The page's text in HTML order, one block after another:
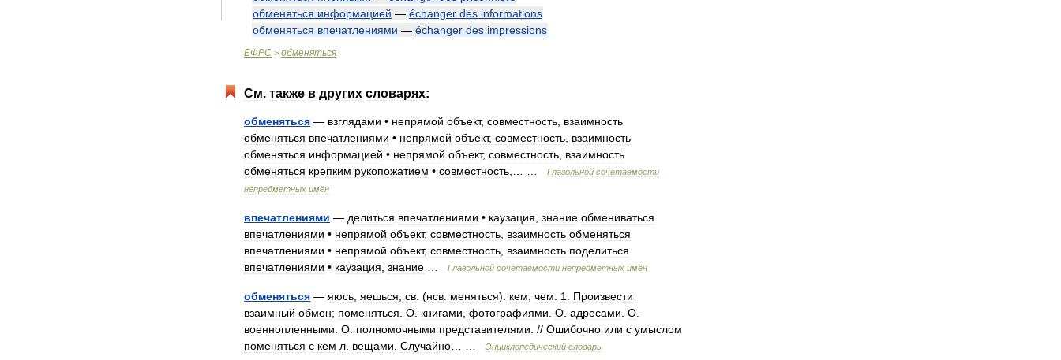
обменяться информацией — échanger des informations
обменяться впечатлениями — échanger des impressions
БФРС > обменяться
См. также в других словарях:
обменяться — взглядами • непрямой объект, совместность взаимность
обменяться впечатлениями • непрямой объект, совместность взаимность
обменяться информацией • непрямой объект, совместность взаимность
обменяться крепким рукопожатием • совместность Глагольной сочетаемости
непредметных имён
впечатлениями — делиться впечатлениями • каузация знание обмениваться
впечатлениями • непрямой объект, совместность взаимность обменяться
впечатлениями • непрямой объект, совместность взаимность поделиться
впечатлениями • каузация знание Глагольной сочетаемости непредметных имён
обменяться — яюсь яешься; св . (нсв меняться). кем чем 1
Произвести
взаимный обмен; поменяться О книгами фотографиями О адресами О
военнопленными О полномочными представителями . // Ошибочно или с умыслом
поменяться с кем л вещами Случайно Энциклопедический словарь